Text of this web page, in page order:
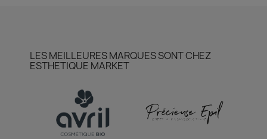
LES MEILLEURES MARQUES SONT CHEZ
ESTHETIQUE MARKET